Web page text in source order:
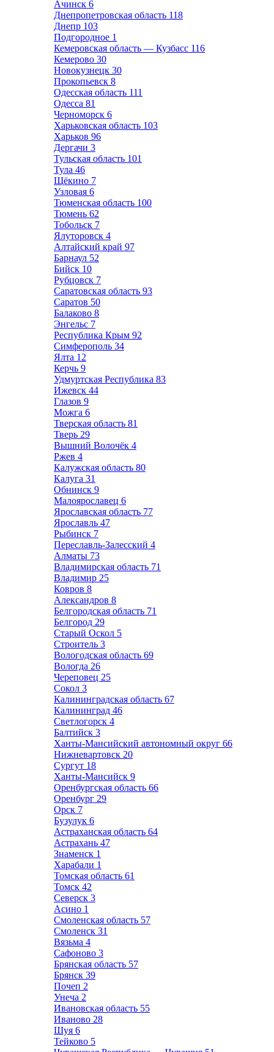
Ачинск 6
Днепропетровская область 118
Днепр 103
Подгородное 1
Кемеровская область — Кузбасс 116
Кемерово 30
Новокузнецк 30
Прокопьевск 8
Одесская область 111
Одесса 81
Черноморск 6
Харьковская область 103
Харьков 96
Дергачи 3
Тульская область 101
Тула 46
Щёкино 7
Узловая 6
Тюменская область 100
Тюмень 62
Тобольск 7
Ялуторовск 4
Алтайский край 97
Барнаул 52
Бийск 10
Рубцовск 7
Саратовская область 93
Саратов 50
Балаково 8
Энгельс 7
Республика Крым 92
Симферополь 34
Ялта 12
Керчь 9
Удмуртская Республика 83
Ижевск 44
Глазов 9
Можга 6
Тверская область 81
Тверь 29
Вышний Волочёк 4
Ржев 4
Калужская область 80
Калуга 31
Обнинск 9
Малоярославец 6
Ярославская область 77
Ярославль 47
Рыбинск 7
Переславль-Залесский 4
Алматы 73
Владимирская область 71
Владимир 25
Ковров 8
Александров 8
Белгородская область 71
Белгород 29
Старый Оскол 5
Строитель 3
Вологодская область 69
Вологда 26
Череповец 25
Сокол 3
Калининградская область 67
Калининград 46
Светлогорск 4
Балтийск 3
Ханты-Мансийский автономный округ 66
Нижневартовск 20
Сургут 18
Ханты-Мансийск 9
Оренбургская область 66
Оренбург 29
Орск 7
Бузулук 6
Астраханская область 64
Астрахань 47
Знаменск 1
Харабали 1
Томская область 61
Томск 42
Северск 3
Асино 1
Смоленская область 57
Смоленск 31
Вязьма 4
Сафоново 3
Брянская область 57
Брянск 39
Почеп 2
Унеча 2
Ивановская область 55
Иваново 28
Шуя 6
Тейково 5